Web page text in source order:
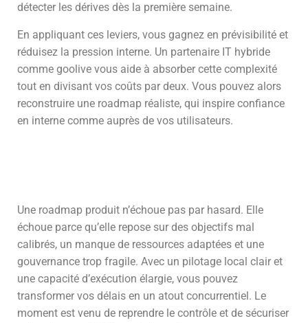
détecter les dérives dès la première semaine.
En appliquant ces leviers, vous gagnez en prévisibilité et
réduisez la pression interne. Un partenaire IT hybride
comme goolive vous aide à absorber cette complexité
tout en divisant vos coûts par deux. Vous pouvez alors
reconstruire une roadmap réaliste, qui inspire confiance
en interne comme auprès de vos utilisateurs.
Une roadmap produit n’échoue pas par hasard. Elle
échoue parce qu’elle repose sur des objectifs mal
calibrés, un manque de ressources adaptées et une
gouvernance trop fragile. Avec un pilotage local clair et
une capacité d’exécution élargie, vous pouvez
transformer vos délais en un atout concurrentiel. Le
moment est venu de reprendre le contrôle et de sécuriser